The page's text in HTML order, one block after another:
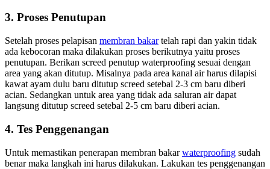
3. Proses Penutupan
Setelah proses pelapisan membran bakartelah rapi dan yakin tidak
ada kebocoran maka dilakukan proses berikutnya yaitu proses
penutupan. Berikan screed penutup waterproofing sesuai dengan
area yang akan ditutup. Misalnya pada area kanal air harus dilapisi
kawat ayam dulu baru ditutup screed setebal 2-3 cm baru diberi
acian. Sedangkan untuk area yang tidak ada saluran air dapat
langsung ditutup screed setebal 2-5 cm baru diberi acian.
4. Tes Penggenangan
Untuk memastikan penerapan membran bakarwaterproofing sudah
benar maka langkah ini harus dilakukan. Lakukan tes penggenangan